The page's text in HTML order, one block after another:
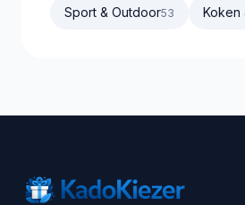
Sport & Outdoor53 Koken